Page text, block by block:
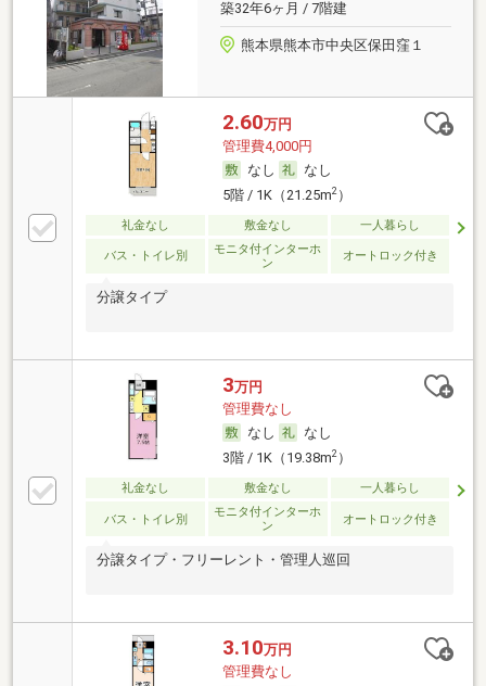
築32年6ヶ月 / 7階建
熊本県熊本市中央区保田窪１
2.60万円
管理費4,000円
なし
なし
5階 / 1K（21.25m2）
礼金なし 敷金なし 一人暮らし
バス・トイレ別
モニタ付インターホ
ン
オートロック付き
分譲タイプ
3万円
管理費なし
なし
なし
3階 / 1K（19.38m2）
礼金なし 敷金なし 一人暮らし
バス・トイレ別
モニタ付インターホ
ン
オートロック付き
分譲タイプ・フリーレント・管理人巡回
3.10万円
管理費なし